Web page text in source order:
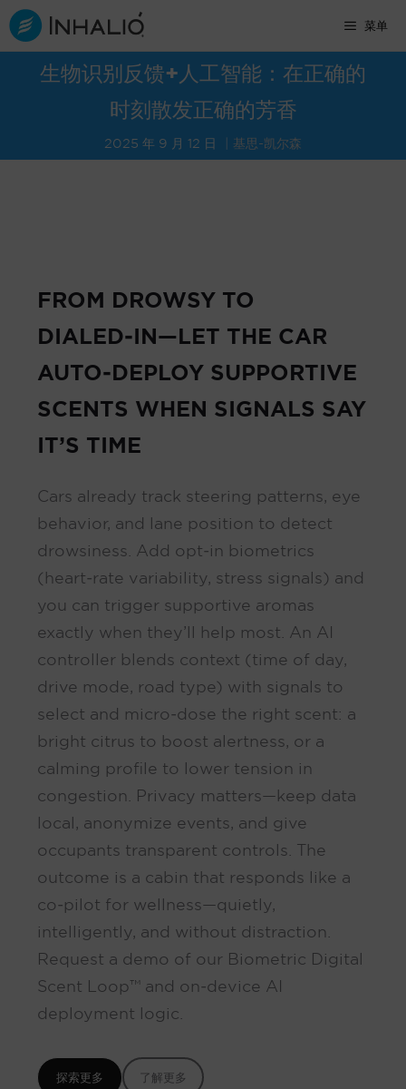
跳
至
菜单
生物识别反馈+人工智能：在正确的
时刻散发正确的芳香
2025 年 9 月 12 日 基思-凯尔森
FROM DROWSY TO
DIALED‑IN—LET THE CAR
AUTO‑DEPLOY SUPPORTIVE
SCENTS WHEN SIGNALS SAY
IT’S TIME
Cars already track steering patterns, eye
behavior, and lane position to detect
drowsiness. Add opt‑in biometrics
(heart‑rate variability, stress signals) and
you can trigger supportive aromas
exactly when they’ll help most. An AI
controller blends context (time of day,
drive mode, road type) with signals to
select and micro‑dose the right scent: a
bright citrus to boost alertness, or a
calming profile to lower tension in
congestion. Privacy matters—keep data
local, anonymize events, and give
occupants transparent controls. The
outcome is a cabin that responds like a
co‑pilot for wellness—quietly,
intelligently, and without distraction.
Request a demo of our Biometric Digital
Scent Loop™ and on‑device AI
deployment logic.
探索更多 了解更多